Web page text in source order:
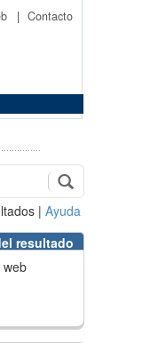
| Contacto
| Ayuda
resultado
web